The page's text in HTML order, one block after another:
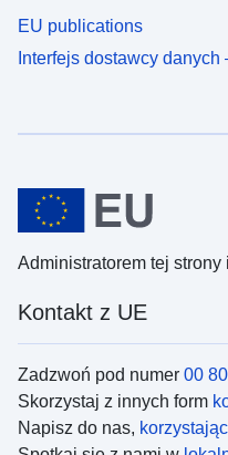
EU publications
Interfejs dostawcy
Administratorem tej
Kontakt z UE
Zadzwoń pod numer 00
Skorzystaj z innych form
Napisz do nas,